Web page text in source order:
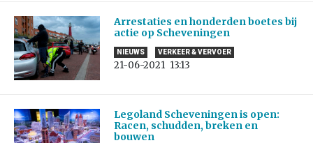
Arrestaties en honderden boetes bij
actie op Scheveningen
NIEUWS VERKEER & VERVOER
21-06-2021 13:13
Legoland Scheveningen is open:
Racen, schudden, breken en
bouwen